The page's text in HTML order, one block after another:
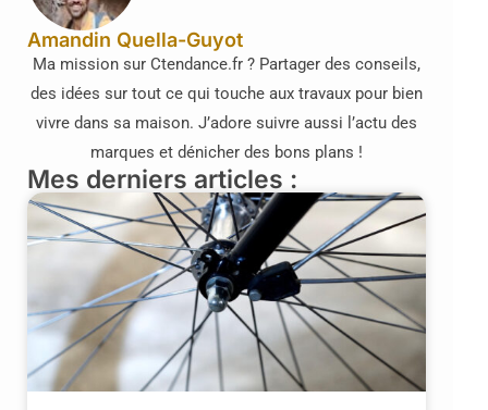
Amandin Quella-Guyot
Ma mission sur Ctendance.fr ? Partager des conseils,
des idées sur tout ce qui touche aux travaux pour bien
vivre dans sa maison. J’adore suivre aussi l’actu des
marques et dénicher des bons plans !
Mes derniers articles :